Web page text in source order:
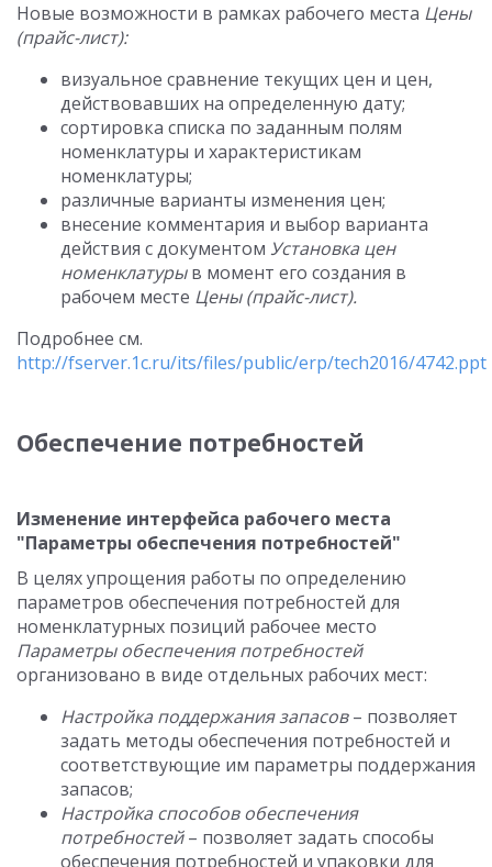
Новые возможности в рамках рабочего места Цены
(прайс-лист):
визуальное сравнение текущих цен и цен,
действовавших на определенную дату;
сортировка списка по заданным полям
номенклатуры и характеристикам
номенклатуры;
различные варианты изменения цен;
внесение комментария и выбор варианта
действия с документом Установка цен
номенклатурыв момент его создания в
рабочем месте Цены (прайс-лист).
Подробнее см.
http://fserver.1c.ru/its/files/public/erp/tech2016/4742.ppt
Обеспечение потребностей
Изменение интерфейса рабочего места
"Параметры обеспечения потребностей"
В целях упрощения работы по определению
параметров обеспечения потребностей для
номенклатурных позиций рабочее место
Параметры обеспечения потребностей
организовано в виде отдельных рабочих мест:
Настройка поддержания запасов– позволяет
задать методы обеспечения потребностей и
соответствующие им параметры поддержания
запасов;
Настройка способов обеспечения
потребностей– позволяет задать способы
обеспечения потребностей и упаковки для